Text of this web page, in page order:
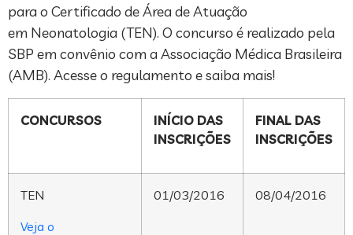
para o Certificado de Área de Atuação
em Neonatologia (TEN). O concurso é realizado pela
SBP em convênio com a Associação Médica Brasileira
(AMB). Acesse o regulamento e saiba mais!
CONCURSOS
INÍCIO DAS
INSCRIÇÕES
FINAL DAS
INSCRIÇÕES
TEN
Veja o
01/03/2016 08/04/2016